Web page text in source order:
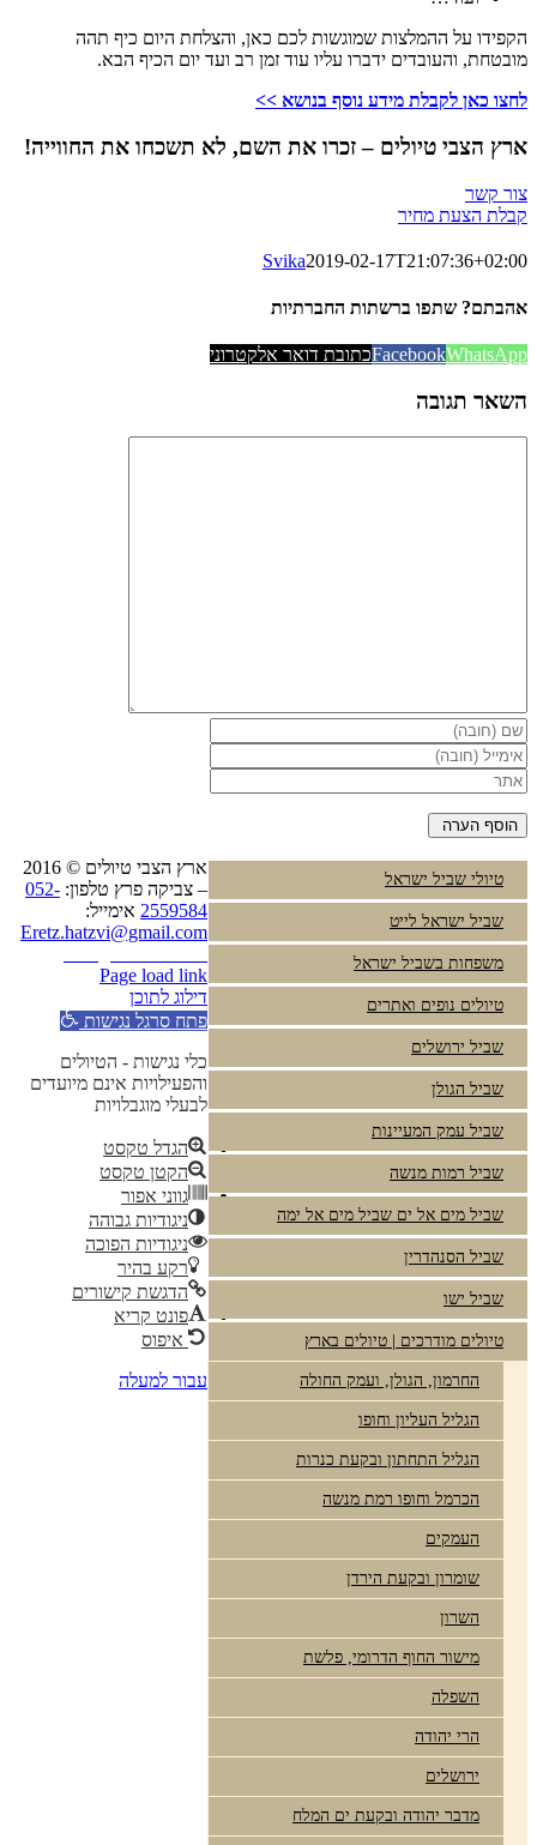
הקפידו על ההמלצות שמוגשות לכם כאן, והצלחת היום כיף תהה
מובטחת, והעובדים ידברו עליו עוד זמן רב ועד יום הכיף הבא.
לחצו כאן לקבלת מידע נוסף בנושא >>
ארץ הצבי טיולים – זכרו את השם, לא תשכחו את החווייה!
צור קשר
קבלת הצעת מחיר
Svika2019-02-17T21:07:36+02:00
אהבתם? שתפו ברשתות החברתיות
FacebookWhatsApp כתובת דואר אלקטרוני
השאר תגובה
טיולי שביל ישראל
שביל ישראל לייט
משפחות בשביל ישראל
טיולים נופים ואתרים
שביל ירושלים
שביל הגולן
שביל עמק המעיינות
שביל רמות מנשה
שביל מים אל ים שביל מים אל ימה
שביל הסנהדרין
שביל ישו
טיולים מודרכים | טיולים בארץ
החרמון, הגולן, ועמק החולה
הגליל העליון וחופו
הגליל התחתון ובקעת כנרות
הכרמל וחופו רמת מנשה
העמקים
שומרון ובקעת הירדן
השרון
מישור החוף הדרומי, פלשת
השפלה
הרי יהודה
ירושלים
מדבר יהודה ובקעת ים המלח
ארץ הצבי טיולים © 2016
– צביקה פרץ טלפון: 052-
2559584 אימייל:
Eretz.hatzvi@gmail.com
Page load link
דילוג לתוכן
פתח סרגל נגישות
כלי נגישות - הטיולים
והפעילויות אינם מיועדים
לבעלי מוגבלויות
הגדל טקסט
הקטן טקסט
גווני אפור
ניגודיות גבוהה
ניגודיות הפוכה
רקע בהיר
הדגשת קישורים
פונט קריא
איפוס
עבור למעלה